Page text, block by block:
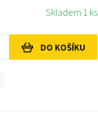
Skladem 1 ks
DO KOŠÍKU